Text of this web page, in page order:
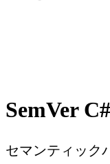
SemVer
セマンティック